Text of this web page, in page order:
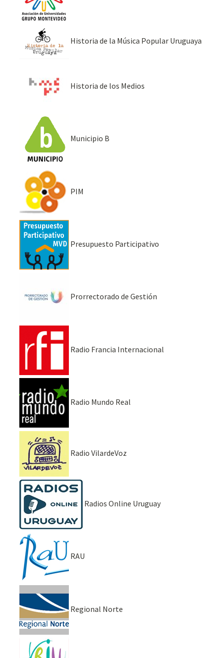
Historia de la Música Popular Uruguaya
Historia de los Medios
Municipio B
PIM
Presupuesto Participativo
Prorrectorado de Gestión
Radio Francia Internacional
Radio Mundo Real
Radio VilardeVoz
Radios Online Uruguay
RAU
Regional Norte